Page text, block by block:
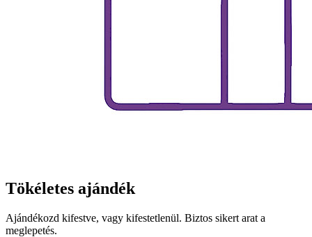
Tökéletes ajándék
Ajándékozd kifestve, vagy kifestetlenül. Biztos sikert arat a
meglepetés.